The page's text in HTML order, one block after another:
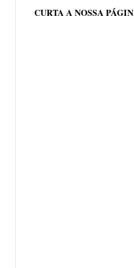
CURTA A NOSSA